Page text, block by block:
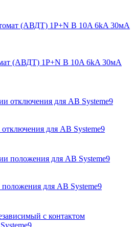
(АВДТ) 1P+N B 10A 6kA 30мА
отключения для АВ Systeme9
положения для АВ Systeme9